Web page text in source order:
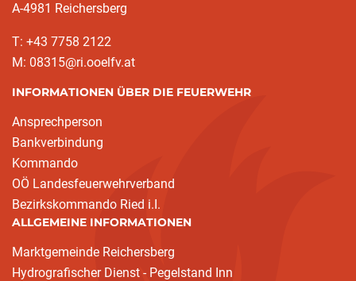
A-4981 Reichersberg
T: +43 7758 2122
M: 08315@ri.ooelfv.at
INFORMATIONEN ÜBER DIE FEUERWEHR
Ansprechperson
Bankverbindung
Kommando
OÖ Landesfeuerwehrverband
Bezirkskommando Ried i.I.
ALLGEMEINE INFORMATIONEN
Marktgemeinde Reichersberg
Hydrografischer Dienst - Pegelstand Inn